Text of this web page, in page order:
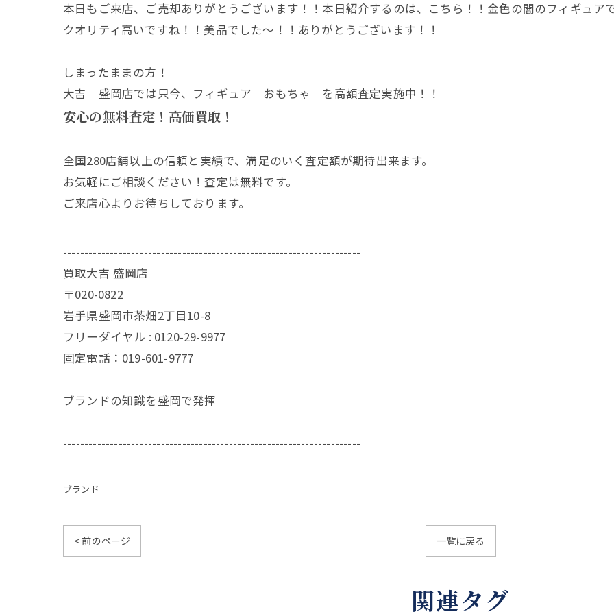
本日もご来店、ご売却ありがとうございます！！本日紹介するのは、こちら！！金色の闇のフィギュア
クオリティ高いですね！！美品でした～！！ありがとうございます！！
しまったままの方！
大吉 盛岡店では只今、フィギュア おもちゃ を高額査定実施中！！
安心の無料査定！高価買取！
全国280店舗以上の信頼と実績で、満足のいく査定額が期待出来ます。
お気軽にご相談ください！査定は無料です。
ご来店心よりお待ちしております。
----------------------------------------------------------------------
買取大吉 盛岡店
〒020-0822
岩手県盛岡市茶畑2丁目10-8
フリーダイヤル : 0120-29-9977
固定電話：019-601-9777
ブランドの知識を盛岡で発揮
----------------------------------------------------------------------
ブランド
< 前のページ 一覧に戻る
関連タグ